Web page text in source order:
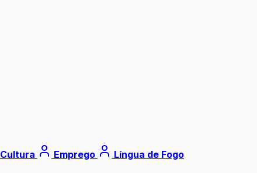
Cultura Emprego Língua de Fogo